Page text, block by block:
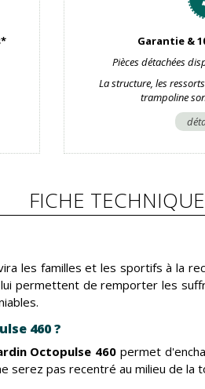
Garantie &
Pièces détachées
La structure, les
trampoline
FICHE TECHNIQUE
les familles et les sportifs à la
permettent de remporter les
460 ?
Octopulse 460 permet
serez pas recentré au milieu de la